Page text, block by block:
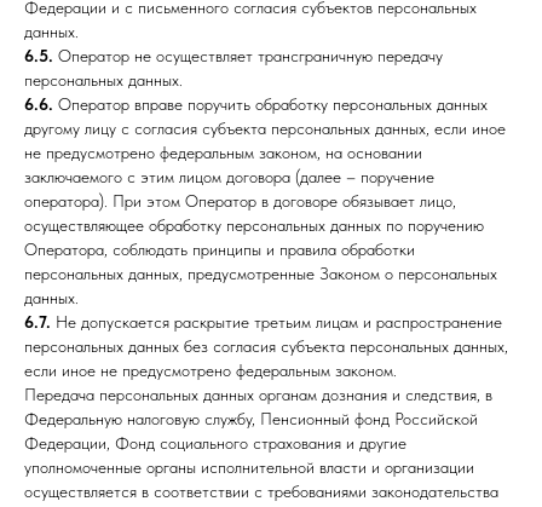
Федерации и с письменного согласия субъектов персональных
данных.
6.5. Оператор не осуществляет трансграничную передачу
персональных данных.
6.6. Оператор вправе поручить обработку персональных данных
другому лицу с согласия субъекта персональных данных, если иное
не предусмотрено федеральным законом, на основании
заключаемого с этим лицом договора (далее – поручение
оператора). При этом Оператор в договоре обязывает лицо,
осуществляющее обработку персональных данных по поручению
Оператора, соблюдать принципы и правила обработки
персональных данных, предусмотренные Законом о персональных
данных.
6.7. Не допускается раскрытие третьим лицам и распространение
персональных данных без согласия субъекта персональных данных,
если иное не предусмотрено федеральным законом.
Передача персональных данных органам дознания и следствия, в
Федеральную налоговую службу, Пенсионный фонд Российской
Федерации, Фонд социального страхования и другие
уполномоченные органы исполнительной власти и организации
осуществляется в соответствии с требованиями законодательства